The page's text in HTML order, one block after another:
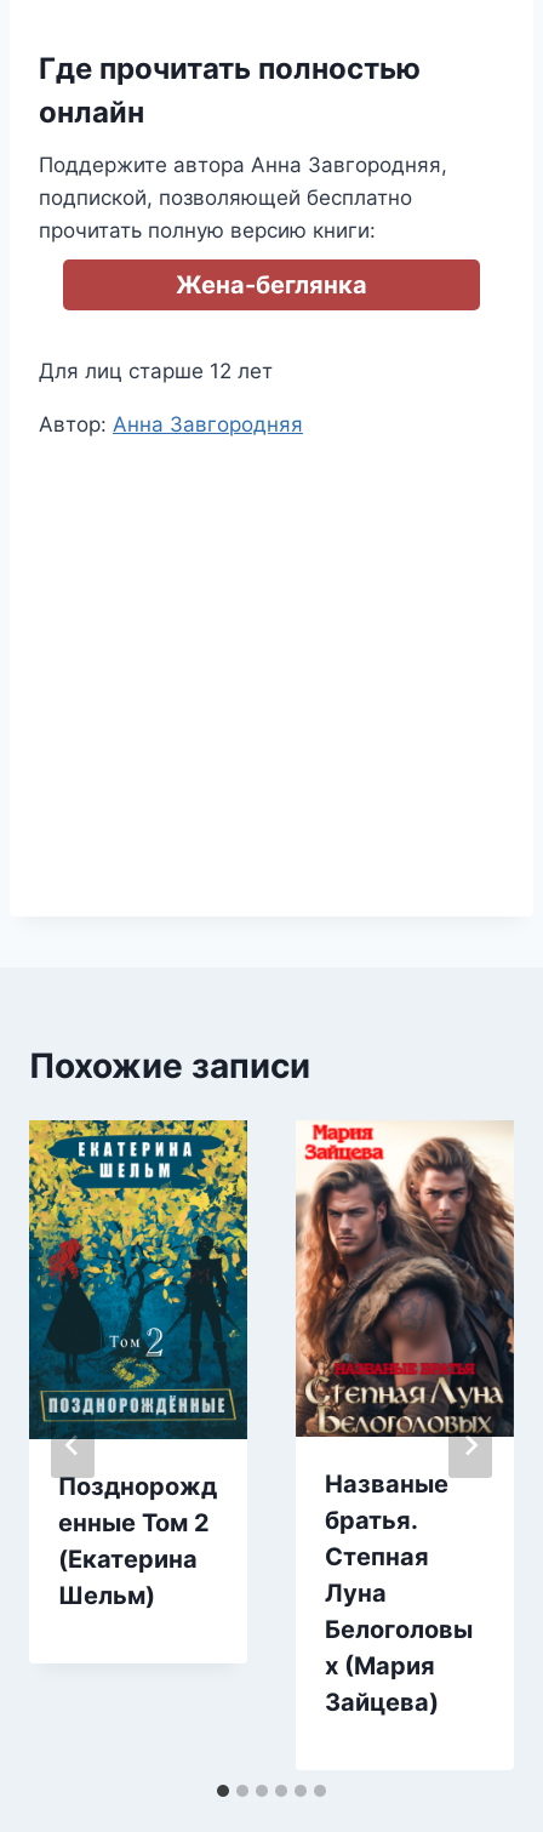
Где прочитать полностью
онлайн
Поддержите автора Анна Завгородняя,
подпиской, позволяющей бесплатно
прочитать полную версию книги:
Жена-беглянка
Для лиц старше 12 лет
Метки
Автор: Анна Завгородняя
Похожие записи
Позднорожд
енные Том 2
(Екатерина
Шельм)
Названые
братья.
Степная
Луна
Белоголовы
х (Мария
Зайцева)